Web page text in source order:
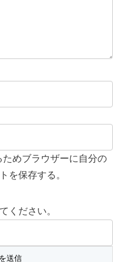
めブラウザーに自分の
を保存する。
ください。